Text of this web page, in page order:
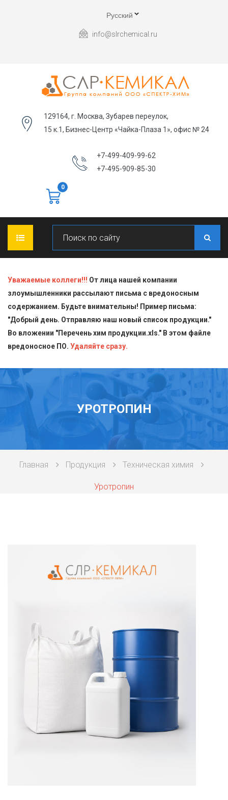
Русский
info@slrchemical.ru
129164, г. Москва, Зубарев переулок,
15 к.1, Бизнес-Центр «Чайка-Плаза 1», офис № 24
+7-499-409-99-62
+7-495-909-85-30
0
О КОМПАНИИ
ПРОДУКЦИЯ
Блескообразующие добавки
Индикаторы
Кислоты
Пищевая химия для производств
Стандарт-титры
СТАТЬИ
ДОСТАВКА
СЕРТИФИКАТЫ
КОНТАКТЫ
Уважаемые коллеги!!! От лица нашей компании
злоумышленники рассылают письма с вредоносным
содержанием. Будьте внимательны! Пример письма:
"Добрый день. Отправляю наш новый список продукции."
Во вложении "Перечень хим продукции.xls." В этом файле
вредоносное ПО. Удаляйте сразу.
УРОТРОПИН
Главная Продукция Техническая химия
Уротропин